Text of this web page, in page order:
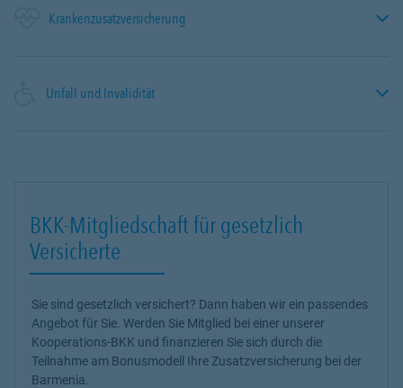
Krankenzusatzversicherung
Unfall und Invalidität
BKK-Mitgliedschaft für gesetzlich
Versicherte
Sie sind gesetzlich versichert? Dann haben wir ein passendes
Angebot für Sie. Werden Sie Mitglied bei einer unserer
Kooperations-BKK und finanzieren Sie sich durch die
Teilnahme am Bonusmodell Ihre Zusatzversicherung bei der
Barmenia.